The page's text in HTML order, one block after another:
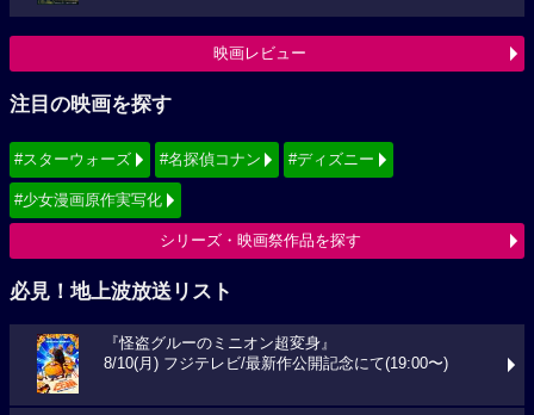
映画レビュー
注目の映画を探す
#スターウォーズ #名探偵コナン #ディズニー
#少女漫画原作実写化
シリーズ・映画祭作品を探す
必見！地上波放送リスト
『怪盗グルーのミニオン超変身』
8/10(月) フジテレビ/最新作公開記念にて(19:00〜)